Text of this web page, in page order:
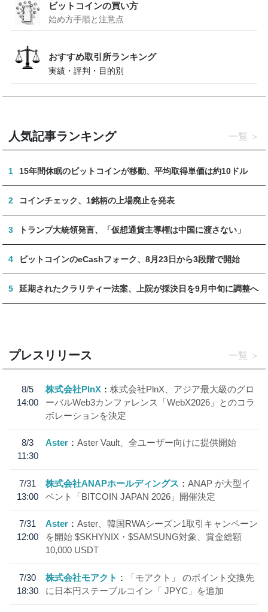
ビットコインの買い方
始め方手順と注意点
おすすめ取引所ランキング
実績・評判・目的別
人気記事ランキング 一覧
1 15年間休眠のビットコインが移動、平均取得単価は約10ドル
2 コインチェック、1銘柄の上場廃止を発表
3 トランプ大統領発言、「仮想通貨主導権は中国に渡さない」
4 ビットコインのeCashフォーク、8月23日から3段階で開始
5 延期されたクラリティー法案、上院が採決日を9月中旬に調整へ
プレスリリース 一覧
8/5
14:00
株式会社PlnX
株式会社PlnX、アジア最大級のグロ
ーバルWeb3カンファレンス「WebX2026」とのコラ
ボレーションを決定
8/3
11:30
Aster Aster Vault、全ユーザー向けに提供開始
7/31
13:00
株式会社ANAPホールディングス
ANAP が大型イ
ベント「BITCOIN JAPAN 2026」開催決定
7/31
12:00
Aster
Aster、韓国RWAシーズン1取引キャンペーン
を開始 $SKHYNIX・$SAMSUNG対象、賞金総額
10,000 USDT
7/30
18:30
株式会社モアクト
「モアクト」 のポイント交換先
に日本円ステーブルコイン「 JPYC」を追加